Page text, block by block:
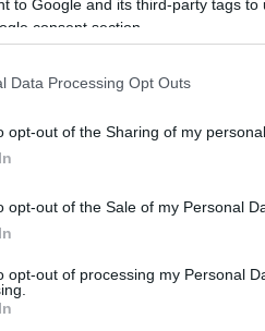
to Google and its third-party tags
consent section.
Data Processing Opt Outs
opt-out of the Sharing of my personal
opt-out of the Sale of my Personal
opt-out of processing my Personal
ki, hogy közösen indultak el
mosollyal az arcán
egy titokzatos, csendre intő
sztorijában szintén a görög
kivirulva ennyit mondott:
nagyon tetszik Athén,
nemcsak a várost